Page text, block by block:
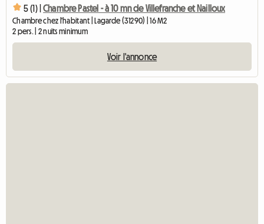
5 (1) | Chambre Pastel - à 10 mn de Villefranche et Nailloux
Chambre chez l'habitant | Lagarde (31290) | 16 M2
2 pers. | 2 nuits minimum
Voir l'annonce